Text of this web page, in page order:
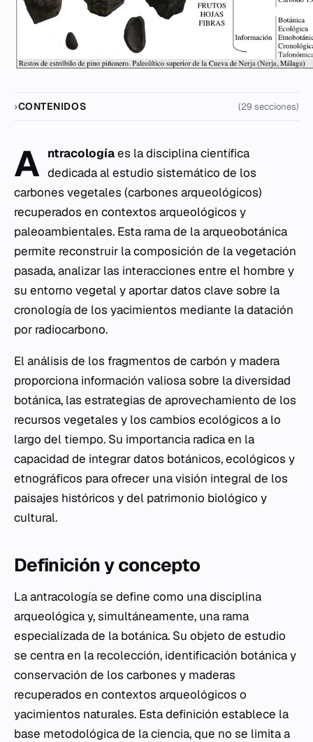
CONTENIDOS (29 secciones)
A ntracologíaes la disciplina científica
dedicada al estudio sistemático de los
carbones vegetales (carbones arqueológicos)
recuperados en contextos arqueológicos y
paleoambientales. Esta rama de la arqueobotánica
permite reconstruir la composición de la vegetación
pasada, analizar las interacciones entre el hombre y
su entorno vegetal y aportar datos clave sobre la
cronología de los yacimientos mediante la datación
por radiocarbono.
El análisis de los fragmentos de carbón y madera
proporciona información valiosa sobre la diversidad
botánica, las estrategias de aprovechamiento de los
recursos vegetales y los cambios ecológicos a lo
largo del tiempo. Su importancia radica en la
capacidad de integrar datos botánicos, ecológicos y
etnográficos para ofrecer una visión integral de los
paisajes históricos y del patrimonio biológico y
cultural.
Definición y concepto
La antracología se define como una disciplina
arqueológica y, simultáneamente, una rama
especializada de la botánica. Su objeto de estudio
se centra en la recolección, identificación botánica y
conservación de los carbones y maderas
recuperados en contextos arqueológicos o
yacimientos naturales. Esta definición establece la
base metodológica de la ciencia, que no se limita a